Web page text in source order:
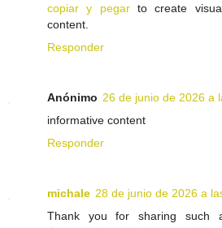
copiar y pegarto create
content.
Responder
Anónimo 26 de junio de 2026 a
informative content
Responder
michale 28 de junio de 2026 a
Thank you for sharing such